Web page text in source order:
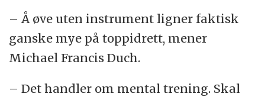
– Å øve uten instrument ligner faktisk
ganske mye på toppidrett, mener
Michael Francis Duch.
– Det handler om mental trening. Skal